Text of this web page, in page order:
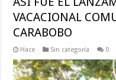
VACACIONAL
CARABOBO
Hace Sin categoría 0